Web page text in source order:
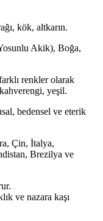
kök, altkarın.
Akik), Boğa,
renkler olarak
yeşil.
bedensel ve eterik
Çin, İtalya,
Brezilya ve
ve nazara kaşı